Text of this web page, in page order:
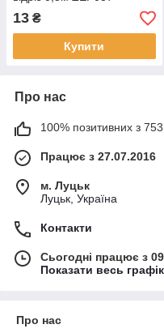
13 ₴
Купити
Про нас
100% позитивних з 753
Працює з 27.07.2016
м. Луцьк
Луцьк, Україна
Контакти
Сьогодні працює з
Показати весь
Про нас